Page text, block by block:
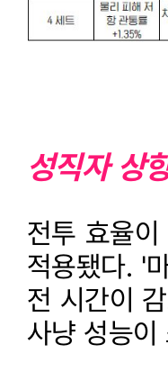
성직자 상
전투 효율
적용됐다. '
전 시간이
사냥 성능이